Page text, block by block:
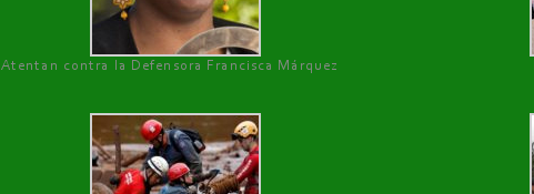
Atentan contra la Defensora Francisca Márquez